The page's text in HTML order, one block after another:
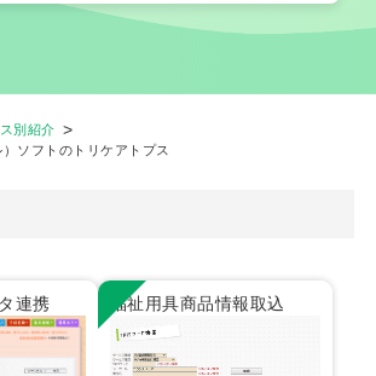
別紹介
ソフトのトリケアトプス
連携 福祉用具商品情報取込